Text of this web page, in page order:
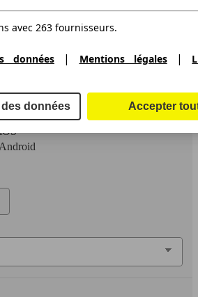
avec 263 fournisseurs.
données | Mentions légales|
des données Accepter